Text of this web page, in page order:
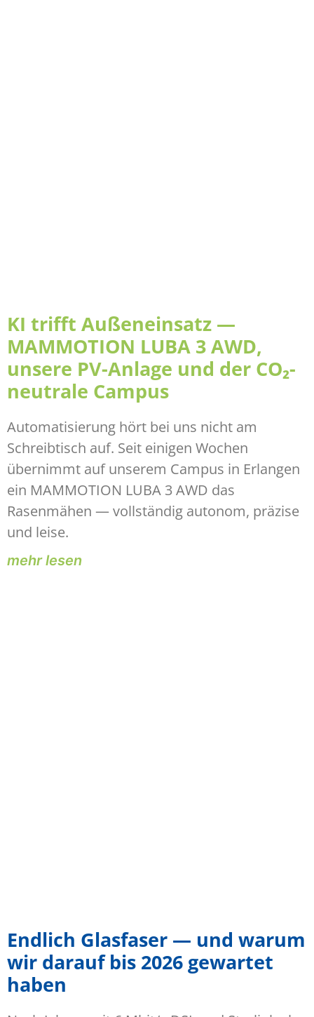
KI trifft Außeneinsatz —
MAMMOTION LUBA 3 AWD,
unsere PV-Anlage und der CO₂-
neutrale Campus
Automatisierung hört bei uns nicht am
Schreibtisch auf. Seit einigen Wochen
übernimmt auf unserem Campus in Erlangen
ein MAMMOTION LUBA 3 AWD das
Rasenmähen — vollständig autonom, präzise
und leise.
mehr lesen
Endlich Glasfaser — und warum
wir darauf bis 2026 gewartet
haben